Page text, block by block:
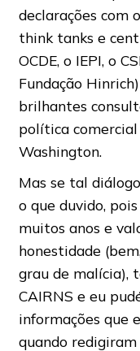
declarações com
think tanks e
OCDE, o IEPI, o
Fundação
brilhantes
política
Washington.
Mas se tal
o que duvido,
muitos anos e
honestidade
grau de malícia),
CAIRNS e eu
informações que
quando